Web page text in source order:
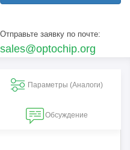
Отправьте заявку по почте:
sales@optochip.org
Параметры (Aналоги)
Обсуждение